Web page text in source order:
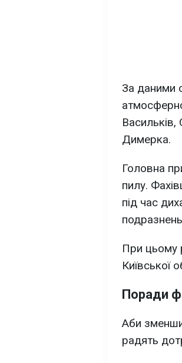
За даними
Димерка.
Головна
пилу.
під час
При цьому
Київської
Поради
Аби
радять